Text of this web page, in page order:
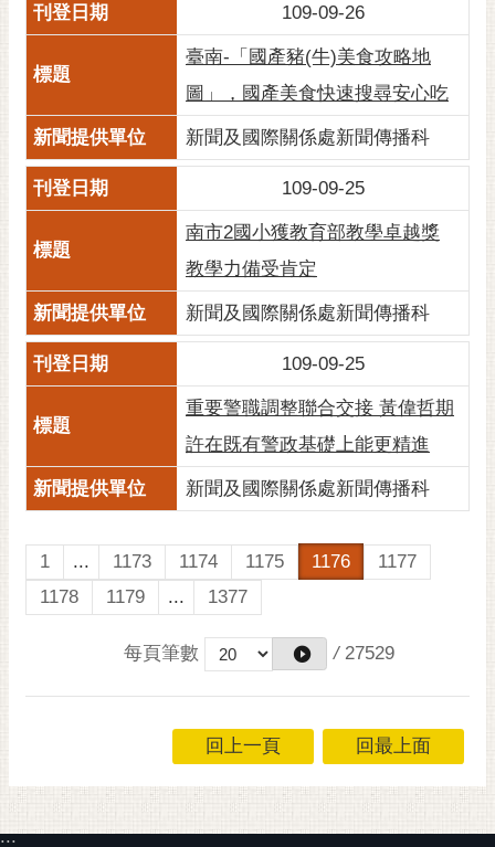
109-09-26
臺南-「國產豬(牛)美食攻略地
圖」，國產美食快速搜尋安心吃
新聞及國際關係處新聞傳播科
109-09-25
南市2國小獲教育部教學卓越獎
教學力備受肯定
新聞及國際關係處新聞傳播科
109-09-25
重要警職調整聯合交接 黃偉哲期
許在既有警政基礎上能更精進
新聞及國際關係處新聞傳播科
1 ... 1173 1174 1175 1176
1177
1178
1179 ... 1377
每頁筆數 / 27529
回上一頁 回最上面